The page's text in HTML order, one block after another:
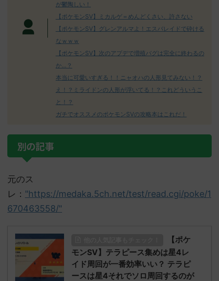
が鬱陶しい！
【ポケモンSV】ミカルゲ＝めんどくさい、許さない
【ポケモンSV】グレンアルマよ！エスバレイドで砕ける
なｗｗｗ
【ポケモンSV】次のアプデで増殖バグは完全に終わるの
か…？
本当に可愛いすぎる！！ニャオハの人形見てみない！？
え！？ミライドンの人形が浮いてる！？これどういうこ
と！？
ガチでオススメのポケモンSVの攻略本はこれだ！
別の記事
元のス
レ： "https://medaka.5ch.net/test/read.cgi/poke/1
670463558/"
【ポケ
モンSV】テラピース集めは星4レ
イド周回が一番効率いい？ テラピ
ースは星4それでソロ周回するのが